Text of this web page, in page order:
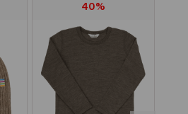
40%